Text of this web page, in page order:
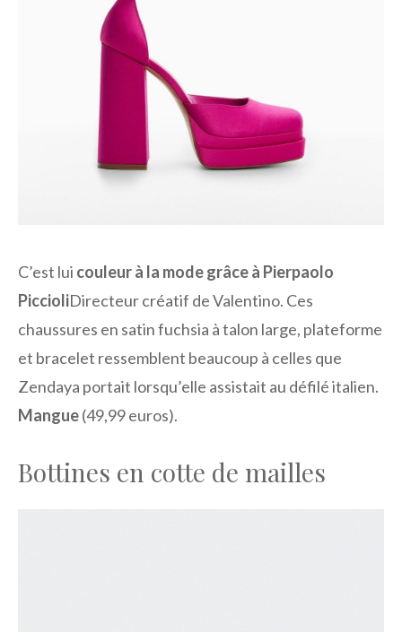
C’est lui couleur à la mode grâce à Pierpaolo
PiccioliDirecteur créatif de Valentino. Ces
chaussures en satin fuchsia à talon large, plateforme
et bracelet ressemblent beaucoup à celles que
Zendaya portait lorsqu’elle assistait au défilé italien.
Mangue(49,99 euros).
Bottines en cotte de mailles